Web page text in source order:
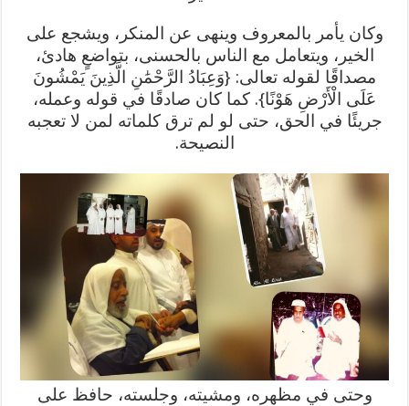
وكان يأمر بالمعروف وينهى عن المنكر، ويشجع على
الخير، ويتعامل مع الناس بالحسنى، بتواضعٍ هادئ،
مصداقًا لقوله تعالى: {وَعِبَادُ الرَّحْمَٰنِ الَّذِينَ يَمْشُونَ
عَلَى الْأَرْضِ هَوْنًا}. كما كان صادقًا في قوله وعمله،
جريئًا في الحق، حتى لو لم ترق كلماته لمن لا تعجبه
النصيحة.
وحتى في مظهره، ومشيته، وجلسته، حافظ على